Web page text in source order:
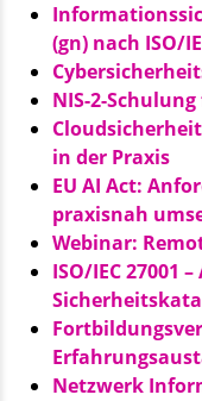
(gn) nach ISO/
NIS-2-
in der Praxis
EU AI Act:
praxisnah
Webinar:
ISO/IEC 27001
Netzwerk